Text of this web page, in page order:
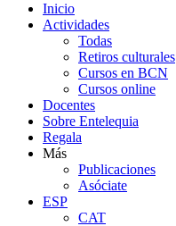
Inicio
Actividades
Todas
Retiros culturales
Cursos en BCN
Cursos online
Docentes
Sobre Entelequia
Regala
Más
Publicaciones
Asóciate
ESP
CAT